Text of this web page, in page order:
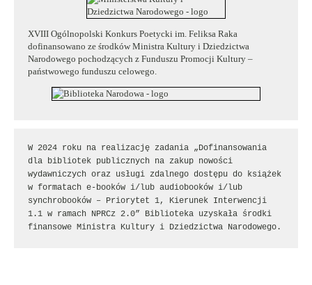
XVIII Ogólnopolski Konkurs Poetycki im. Feliksa Raka
dofinansowano ze środków Ministra Kultury i Dziedzictwa
Narodowego pochodzących z Funduszu Promocji Kultury –
państwowego funduszu celowego.
W 2024 roku na realizację zadania „Dofinansowania
dla bibliotek publicznych na zakup nowości
wydawniczych oraz usługi zdalnego dostępu do książek
w formatach e-booków i/lub audiobooków i/lub
synchrobooków – Priorytet 1, Kierunek Interwencji
1.1 w ramach NPRCz 2.0” Biblioteka uzyskała środki
finansowe Ministra Kultury i Dziedzictwa Narodowego.